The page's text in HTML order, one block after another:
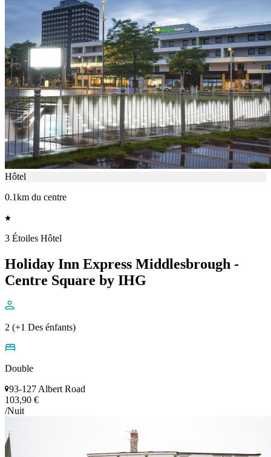
Hôtel
0.1km du centre
3 Étoiles Hôtel
Holiday Inn Express Middlesbrough -
Centre Square by IHG
2 (+1 Des énfants)
Double
93-127 Albert Road
103,90 €
/Nuit